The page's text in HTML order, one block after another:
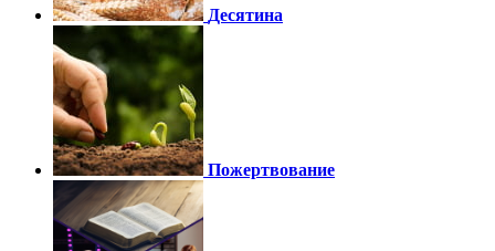
Десятина
Пожертвование